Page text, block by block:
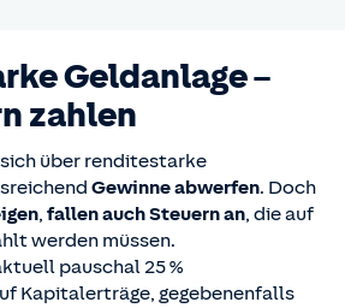
Geldanlage –
zahlen
über renditestarke
Gewinne abwerfen. Doch
, fallen auch Steuern an, die auf
werden müssen.
pauschal 25 %
Kapitalerträge, gegebenenfalls